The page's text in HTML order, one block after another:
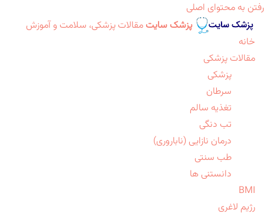
رفتن به محتوای اصلی
پزشک سایت مقالات پزشکی، سلامت و آموزش
خانه
مقالات پزشکی
پزشکی
سرطان
تغذیه سالم
تب دنگی
درمان نازایی (ناباروری)
طب سنتی
دانستنی ها
BMI
رژیم لاغری